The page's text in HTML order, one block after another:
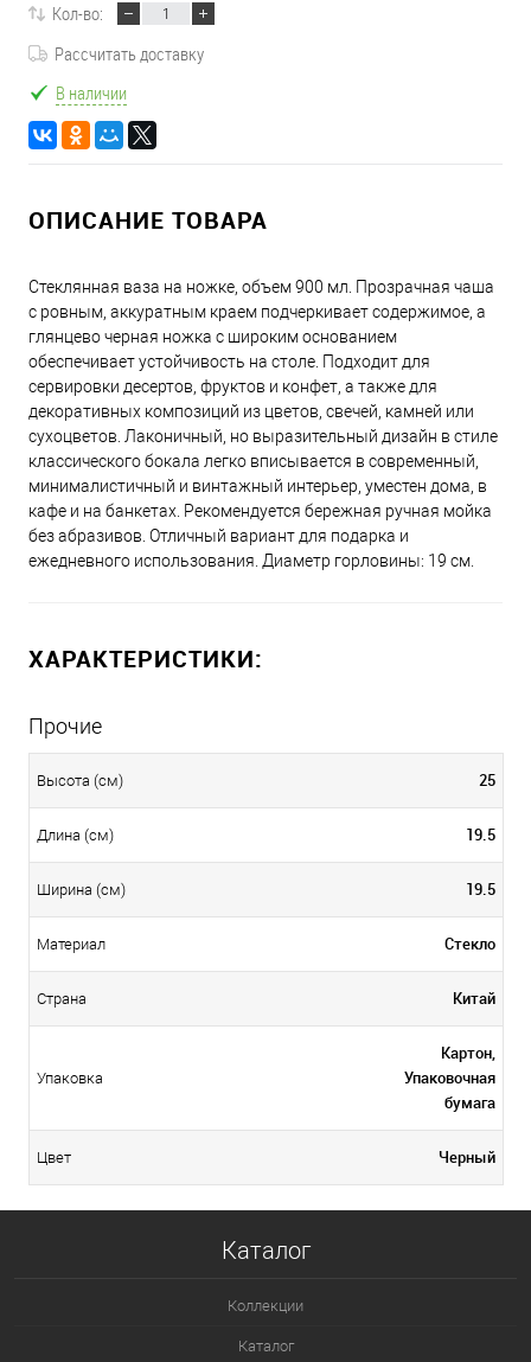
Кол-во:
Рассчитать доставку
В наличии
ОПИСАНИЕ ТОВАРА
Стеклянная ваза на ножке, объем 900 мл. Прозрачная чаша
с ровным, аккуратным краем подчеркивает содержимое, а
глянцево черная ножка с широким основанием
обеспечивает устойчивость на столе. Подходит для
сервировки десертов, фруктов и конфет, а также для
декоративных композиций из цветов, свечей, камней или
сухоцветов. Лаконичный, но выразительный дизайн в стиле
классического бокала легко вписывается в современный,
минималистичный и винтажный интерьер, уместен дома, в
кафе и на банкетах. Рекомендуется бережная ручная мойка
без абразивов. Отличный вариант для подарка и
ежедневного использования. Диаметр горловины: 19 см.
ХАРАКТЕРИСТИКИ:
Прочие
Высота (см) 25
Длина (см) 19.5
Ширина (см) 19.5
Материал Стекло
Страна Китай
Упаковка
Картон,
Упаковочная
бумага
Цвет Черный
Каталог
Коллекции
Каталог